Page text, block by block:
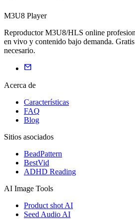
M3U8 Player
Reproductor M3U8/HLS online
en vivo y contenido bajo demanda.
necesario.
Acerca de
Características
FAQ
Blog
Sitios asociados
BeadPattern
BestVid
ADHD Reading
AI Image Tools
Product shot AI
Seed Audio AI